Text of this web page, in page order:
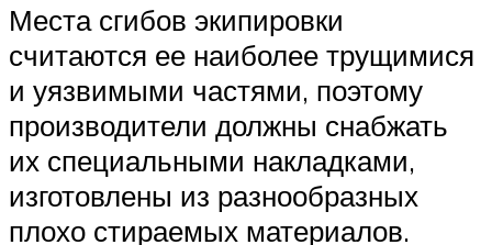
Места сгибов экипировки
считаются ее наиболее трущимися
и уязвимыми частями, поэтому
производители должны снабжать
их специальными накладками,
изготовлены из разнообразных
плохо стираемых материалов.